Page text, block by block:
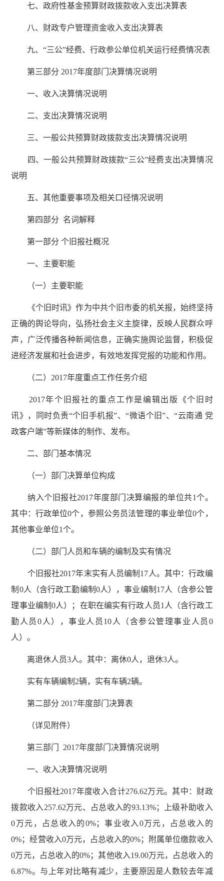
七、政府性基金预算财政拨款收入支出决算表
八、财政专户管理资金收入支出决算表
九、“三公”经费、行政参公单位机关运行经费情况表
第三部分 2017年度部门决算情况说明
一、收入决算情况说明
二、支出决算情况说明
三、一般公共预算财政拨款支出决算情况说明
四、一般公共预算财政拨款“三公”经费支出决算情况
说明
五、其他重要事项及相关口径情况说明
第四部分 名词解释
第一部分 个旧报社概况
一、主要职能
（一）主要职能
《个旧时讯》作为中共个旧市委的机关报，始终坚持
正确的舆论导向，弘扬社会主义主旋律，反映人民群众呼
声，广泛传播各种新闻信息，正确实施舆论监督，积极促
进经济发展和社会进步，有效地发挥党报的功能和作用。
（二）2017年度重点工作任务介绍
2017年个旧报社的重点工作是编辑出版《个旧时
讯》，同时负责“个旧手机报”、“微语个旧”、“云南通 党
政客户端”等新媒体的制作、发布。
二、部门基本情况
（一）部门决算单位构成
纳入个旧报社2017年度部门决算编报的单位共1个。
其中：行政单位0个，参照公务员法管理的事业单位0个，
其他事业单位1个。
（二）部门人员和车辆的编制及实有情况
个旧报社2017年末实有人员编制17人。其中：行政编
制0人（含行政工勤编制0人），事业编制17人（含参公管
理事业编制0人）；在职在编实有行政人员1人（含行政工
勤人员0人），事业人员10人（含参公管理事业人员0
人）。
离退休人员3人。其中：离休0人，退休3人。
实有车辆编制2辆，实有车辆2辆。
第二部分 2017年度部门决算表
（详见附件）
第三部门 2017年度部门决算情况说明
一、收入决算情况说明
个旧报社2017年度收入合计276.62万元。其中：财政
拨款收入257.62万元、占总收入的93.13%；上级补助收入
0万元，占总收入的0%；事业收入0万元，占总收入的
0%；经营收入0万元，占总收入的0%；附属单位缴款收入
0万元，占总收入的0%；其他收入19.00万元，占总收入的
6.87%。与上年对比略有减少，主要原因是人数较去年减